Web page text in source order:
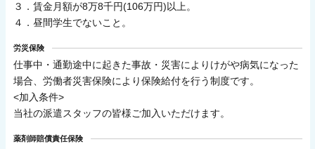
３．賃金月額が8万8千円(106万円)以上。
４．昼間学生でないこと。
労災保険
仕事中・通勤途中に起きた事故・災害によりけがや病気になった
場合、労働者災害保険により保険給付を行う制度です。
<加入条件>
当社の派遣スタッフの皆様ご加入いただけます。
薬剤師賠償責任保険